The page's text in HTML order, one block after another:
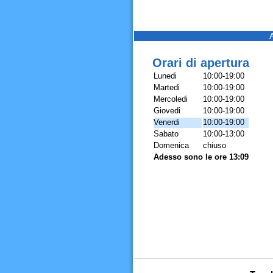
Orari di apertura
Lunedi
10:00-19:00
Martedi
10:00-19:00
Mercoledi
10:00-19:00
Giovedi
10:00-19:00
Venerdi
10:00-19:00
Sabato
10:00-13:00
Domenica
chiuso
Adesso sono le ore 13:09